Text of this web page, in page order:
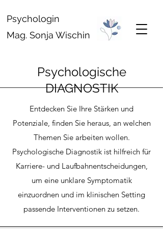
Psychologin
Mag. Sonja Wischin
Psychologische
DIAGNOSTIK
Entdecken Sie Ihre Stärken und
Potenziale, finden Sie heraus, an welchen
Themen Sie arbeiten wollen.
Psychologische Diagnostik ist hilfreich für
Karriere- und Laufbahnentscheidungen,
um eine unklare Symptomatik
einzuordnen und im klinischen Setting
passende Interventionen zu setzen.